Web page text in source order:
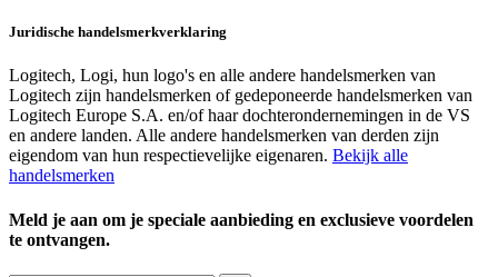
Juridische handelsmerkverklaring
Logitech, Logi, hun logo's en alle andere handelsmerken van
Logitech zijn handelsmerken of gedeponeerde handelsmerken van
Logitech Europe S.A. en/of haar dochterondernemingen in de VS
en andere landen. Alle andere handelsmerken van derden zijn
eigendom van hun respectievelijke eigenaren. Bekijk alle
handelsmerken
Meld je aan om je speciale aanbieding en exclusieve voordelen
te ontvangen.